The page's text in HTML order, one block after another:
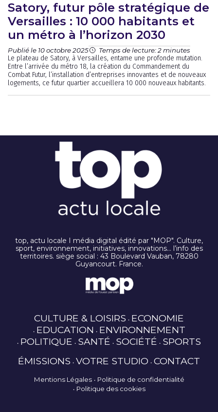
Satory, futur pôle stratégique de
Versailles : 10 000 habitants et
un métro à l’horizon 2030
Publié le 10 octobre 2025 Temps de lecture: 2 minutes
Le plateau de Satory, à Versailles, entame une profonde mutation.
Entre l’arrivée du métro 18, la création du Commandement du
Combat Futur, l’installation d’entreprises innovantes et de nouveaux
logements, ce futur quartier accueillera 10 000 nouveaux habitants.
top, actu locale I média digital édité par "MOP". Culture,
sport, environnement, initiatives, innovations… l’info des
territoires. siège social : 43 Boulevard Vauban, 78280
Guyancourt. France.
CULTURE & LOISIRS ECONOMIE
EDUCATION ENVIRONNEMENT
POLITIQUE SANTÉ SOCIÉTÉ SPORTS
ÉMISSIONS VOTRE STUDIO CONTACT
Mentions Légales
Politique de confidentialité
Politique des cookies